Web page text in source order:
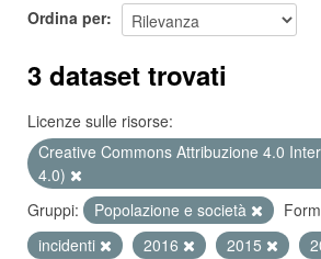
Ordina per
3 dataset trovati
Licenze sulle risorse:
Creative Commons Attribuzione 4.0
4.0)
Gruppi:
Popolazione e società
incidenti
2016 2015